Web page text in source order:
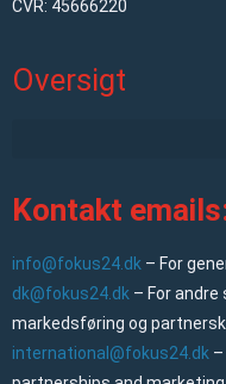
CVR: 45666220
Oversigt
Kontakt
info@fokus24.dk – For
dk@fokus24.dk – For
markedsføring og
international@fokus24.dk